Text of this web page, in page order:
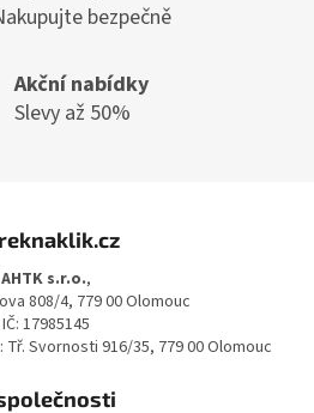
bezpečně
Akční nabídky
Slevy až 50%
AHTK s.r.o.,
808/4, 779 00 Olomouc
IČ: 17985145
Svornosti 916/35, 779 00 Olomouc